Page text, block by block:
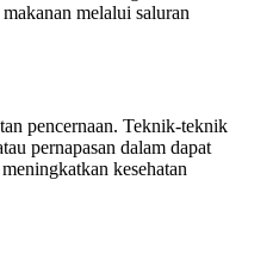
melalui saluran
pencernaan. Teknik-teknik
pernapasan dalam dapat
kesehatan